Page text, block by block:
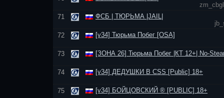
71
ФСБ | ТЮРЬМА |JAIL|
72
[v34] Тюрьма Побег [OSA]
73 [ЗОНА 26] Тюрьма Побег |КТ 12+| No-
74 [v34] ДЕДУШКИ В CSS [Public] 18+
75 [v34] БОЙЦОВСКИЙ ® [PUBLIC] 18+